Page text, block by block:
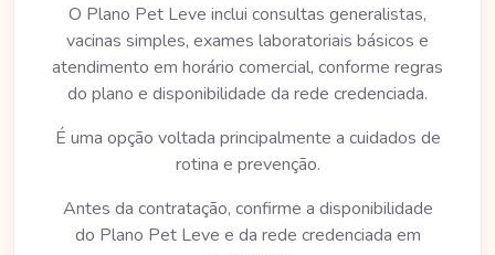
O Plano Pet Leve inclui consultas generalistas,
vacinas simples, exames laboratoriais básicos e
atendimento em horário comercial, conforme regras
do plano e disponibilidade da rede credenciada.
É uma opção voltada principalmente a cuidados de
rotina e prevenção.
Antes da contratação, confirme a disponibilidade
do Plano Pet Leve e da rede credenciada em